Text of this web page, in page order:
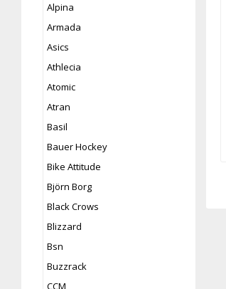
Alpina
Armada
Asics
Athlecia
Atomic
Atran
Basil
Bauer Hockey
Bike Attitude
Björn Borg
Black Crows
Blizzard
Bsn
Buzzrack
CCM